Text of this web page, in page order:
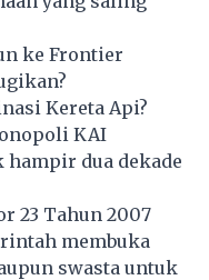
ke Frontier
Kereta Api?
KAI
hampir dua dekade
23 Tahun 2007
membuka
swasta untuk